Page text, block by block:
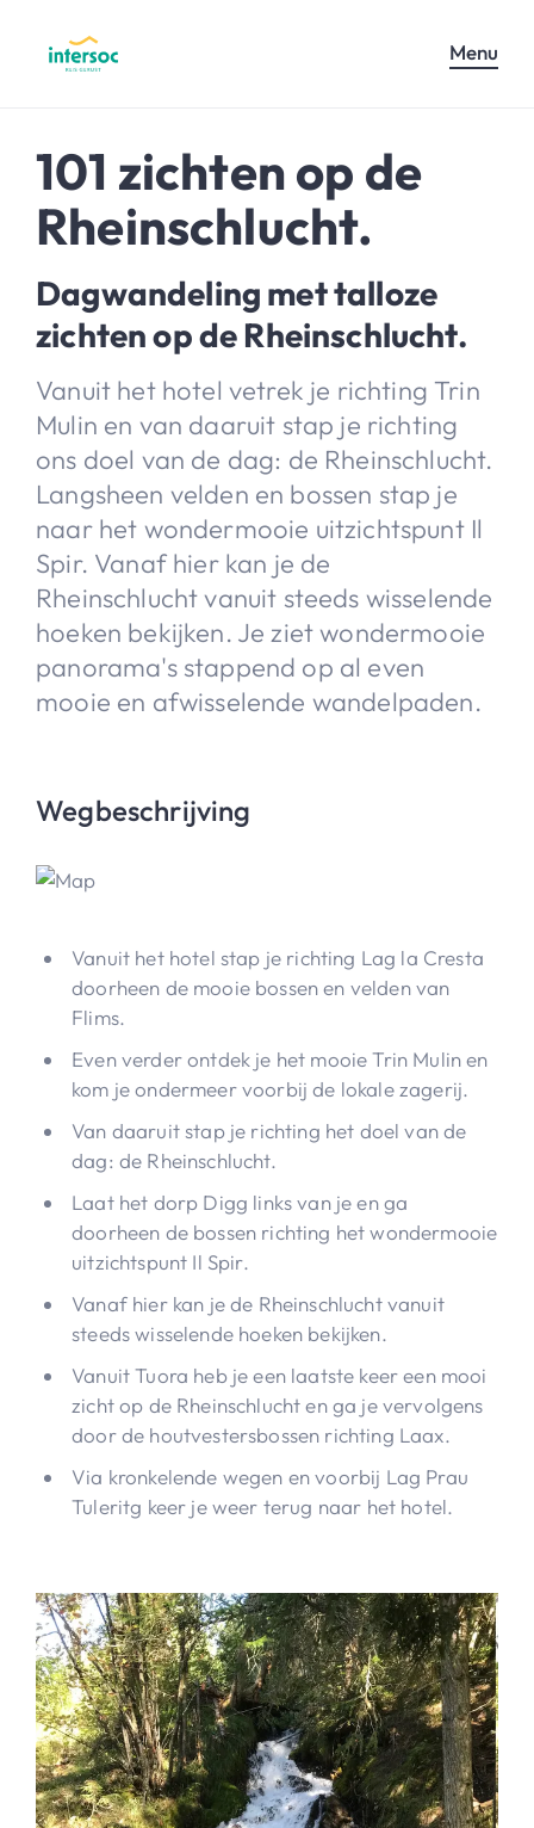
Menu
101 zichten op de
Rheinschlucht.
Dagwandeling met talloze
zichten op de Rheinschlucht.
Vanuit het hotel vetrek je richting Trin
Mulin en van daaruit stap je richting
ons doel van de dag: de Rheinschlucht.
Langsheen velden en bossen stap je
naar het wondermooie uitzichtspunt Il
Spir. Vanaf hier kan je de
Rheinschlucht vanuit steeds wisselende
hoeken bekijken. Je ziet wondermooie
panorama's stappend op al even
mooie en afwisselende wandelpaden.
Wegbeschrijving
Vanuit het hotel stap je richting Lag la Cresta
doorheen de mooie bossen en velden van
Flims.
Even verder ontdek je het mooie Trin Mulin en
kom je ondermeer voorbij de lokale zagerij.
Van daaruit stap je richting het doel van de
dag: de Rheinschlucht.
Laat het dorp Digg links van je en ga
doorheen de bossen richting het wondermooie
uitzichtspunt Il Spir.
Vanaf hier kan je de Rheinschlucht vanuit
steeds wisselende hoeken bekijken.
Vanuit Tuora heb je een laatste keer een mooi
zicht op de Rheinschlucht en ga je vervolgens
door de houtvestersbossen richting Laax.
Via kronkelende wegen en voorbij Lag Prau
Tuleritg keer je weer terug naar het hotel.